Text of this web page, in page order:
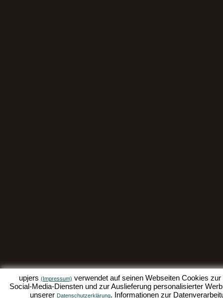
upjers (Impressum) verwendet auf seinen Webseiten Cookies
Social-Media-Diensten und zur Auslieferung personalisierter
unserer Datenschutzerklärung. Informationen zur